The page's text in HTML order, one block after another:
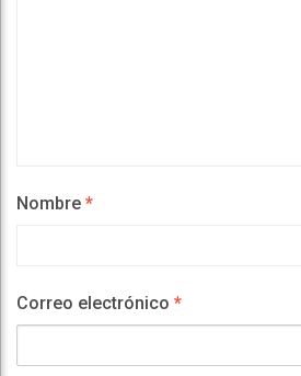
Nombre *
Correo electrónico *